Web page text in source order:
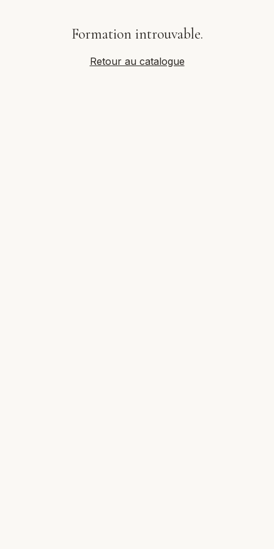
Formation introuvable.
Retour au catalogue